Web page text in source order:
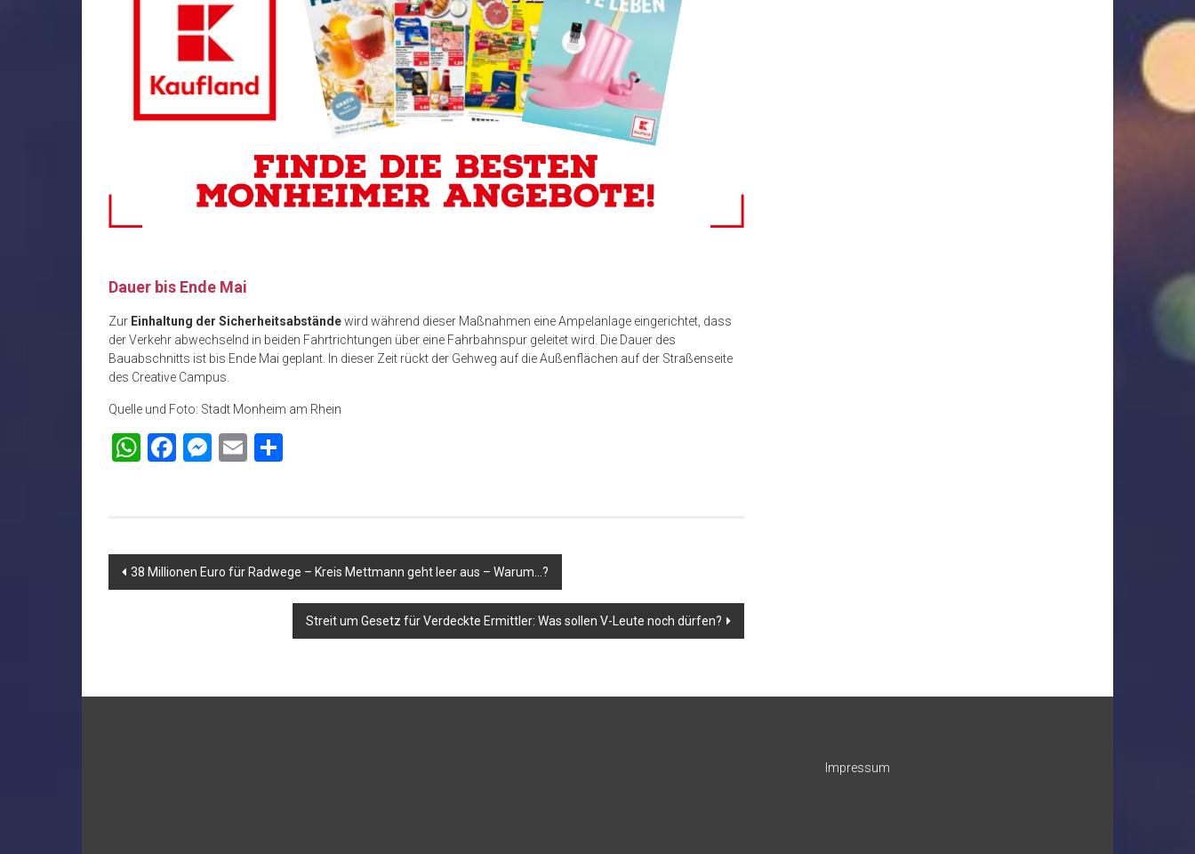
Dauer bis Ende Mai
Zur Einhaltung der Sicherheitsabständewird während dieser Maßnahmen eine Ampelanlage eingerichtet, dass
der Verkehr abwechselnd in beiden Fahrtrichtungen über eine Fahrbahnspur geleitet wird. Die Dauer des
Bauabschnitts ist bis Ende Mai geplant. In dieser Zeit rückt der Gehweg auf die Außenflächen auf der Straßenseite
des Creative Campus.
Quelle und Foto: Stadt Monheim am Rhein
WhatsApp
Facebook
Messenger
Email
Beitragsnavigation
38 Millionen Euro für Radwege – Kreis Mettmann geht leer aus – Warum…?
Streit um Gesetz für Verdeckte Ermittler: Was sollen V-Leute noch dürfen?
Impressum